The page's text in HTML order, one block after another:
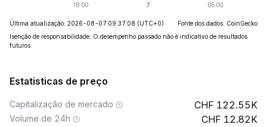
Última atualização: 2026-08-07 09:37:08 (UTC+0)
Fonte dos dados: CoinGecko
Isenção de responsabilidade: O desempenho passado não é indicativo de resultados
futuros.
Estatisticas de preço
Capitalização de mercado 122.55K
Volume de 24h 12.82K